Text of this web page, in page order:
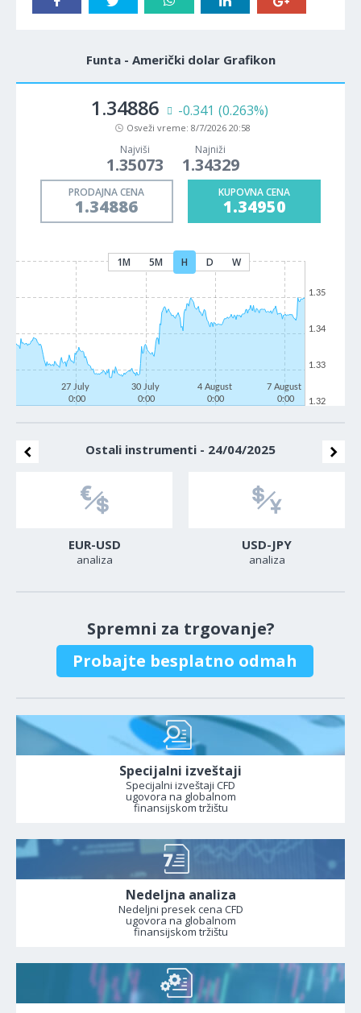
Funta - Američki dolar Grafikon
1.34886 -0.341 (0.263%)
Osveži vreme: 8/7/2026 20:58
Najviši
1.35073
Najniži
1.34329
PRODAJNA CENA
1.34886
KUPOVNA CENA
1.34950
1M 5M H D W
27 July
0:00
30 July
0:00
4 August
0:00
7 August
0:00
1.32
1.33
1.34
1.35
Ostali instrumenti - 24/04/2025
EUR-USD
analiza
USD-JPY
analiza
Spremni za trgovanje?
Probajte besplatno odmah
Specijalni izveštaji
Specijalni izveštaji CFD
ugovora na globalnom
finansijskom tržištu
Nedeljna analiza
Nedeljni presek cena CFD
ugovora na globalnom
finansijskom tržištu